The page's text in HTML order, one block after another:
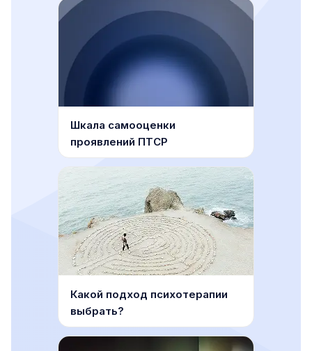
Шкала самооценки
проявлений ПТСР
Какой подход психотерапии
выбрать?